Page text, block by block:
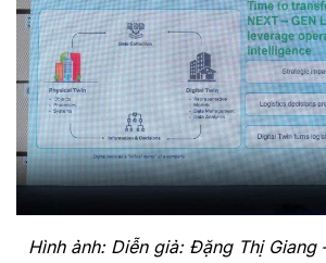
Hình ảnh: Diễn giả: Đặng Thị Giang